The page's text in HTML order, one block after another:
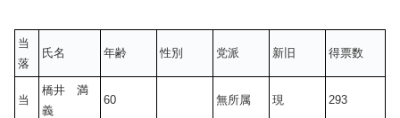
当
落
氏名 年齢 性別 党派 新旧 得票数
当
橋井 満
義
60 無所属 現 293